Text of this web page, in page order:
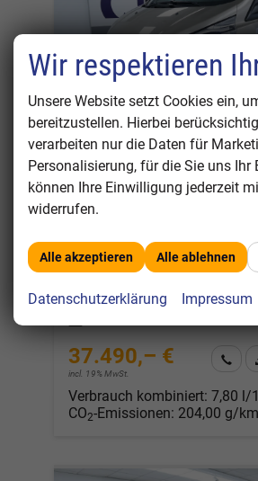
Ford Tourneo Custom
unverbindliche Lieferzeit:
Fahrzeugnr. 317183 Getriebe
Kraftstoff Diesel Außenfarbe
Leistung 136 kW (185 PS) Kilometerstand
37.490,– €
incl. 19% MwSt.
Wir
Verbrauch kombiniert: 7,80 l/
CO2-Emissionen: 204,00 g/km
Wir respektieren
Unsere Website setzt Cookies ein,
bereitzustellen. Hierbei
verarbeiten nur die Daten für
Personalisierung, für die Sie uns Ihr
können Ihre Einwilligung jederzeit
widerrufen.
Alle akzeptieren Alle ablehnen
Datenschutzerklärung Impressum